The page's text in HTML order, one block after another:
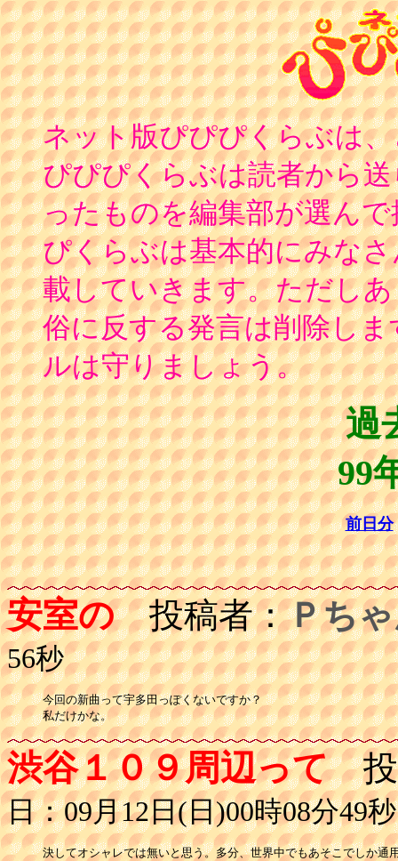
ネット版ぴぴぴくらぶは
ぴぴぴくらぶは読者から
ったものを編集部が選ん
ぴくらぶは基本的にみな
載していきます。ただし
俗に反する発言は削除し
ルは守りましょう。
過
99
前日分
安室の投稿者：Ｐち
56秒
今回の新曲って宇多田っぽくないですか？
渋谷１０９周辺って投
日：09月12日(日)00時08分49秒
決してオシャレでは無いと思う。多分、世界中でもあそこでしか通